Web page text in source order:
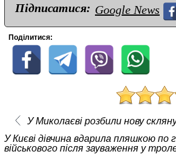
Підписатися: Google News
Поділитися:
У Миколаєві розбили нову
У Києві дівчина вдарила пляшкою по
військового після зауваження у